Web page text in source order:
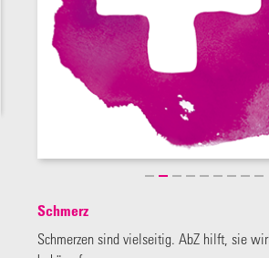
Schmerz
Schmerzen sind vielseitig. AbZ hilft, sie